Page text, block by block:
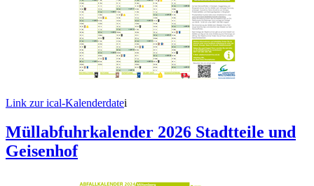
Link zur ical-Kalenderdatei
Müllabfuhrkalender 2026 Stadtteile und
Geisenhof